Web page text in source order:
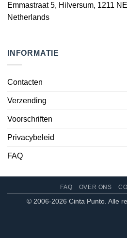
Emmastraat 5, Hilversum, 1211
Netherlands
INFORMATIE
Contacten
Verzending
Voorschriften
Privacybeleid
FAQ
FAQ OVER ONS
© 2006-2026 Cinta Punto. Alle